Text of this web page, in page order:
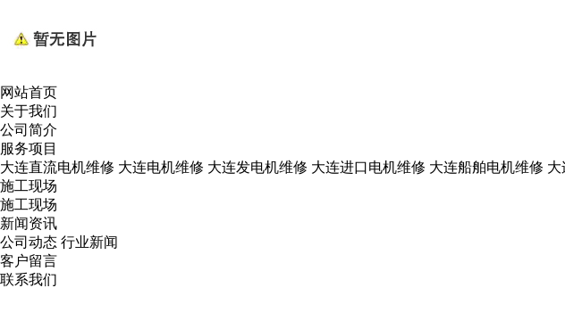
网站首页
关于我们
公司简介
服务项目
大连直流电机维修 大连电机维修 大连发电机维修 大连进口电机维修 大连船舶电机维修 大
施工现场
施工现场
新闻资讯
公司动态 行业新闻
客户留言
联系我们